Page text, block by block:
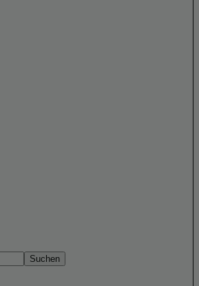
Suchen